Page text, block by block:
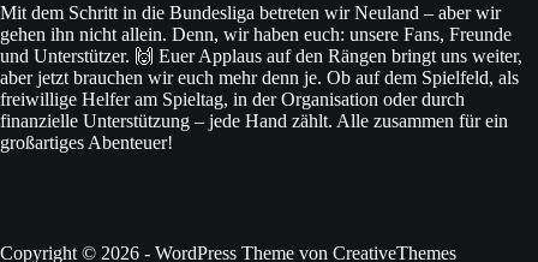
Mit dem Schritt in die Bundesliga betreten wir Neuland – aber wir
gehen ihn nicht allein. Denn, wir haben euch: unsere Fans, Freunde
und Unterstützer. 🙌 Euer Applaus auf den Rängen bringt uns weiter,
aber jetzt brauchen wir euch mehr denn je. Ob auf dem Spielfeld, als
freiwillige Helfer am Spieltag, in der Organisation oder durch
finanzielle Unterstützung – jede Hand zählt. Alle zusammen für ein
großartiges Abenteuer!
Copyright © 2026 - WordPress Theme von CreativeThemes